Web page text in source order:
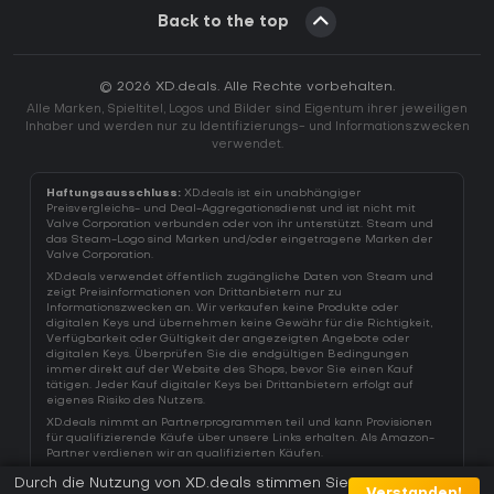
Back to the top
© 2026 XD.deals. Alle Rechte vorbehalten.
Alle Marken, Spieltitel, Logos und Bilder sind Eigentum ihrer jeweiligen
Inhaber und werden nur zu Identifizierungs- und Informationszwecken
verwendet.
Haftungsausschluss: XD.deals ist ein unabhängiger
Preisvergleichs- und Deal-Aggregationsdienst und ist nicht mit
Valve Corporation verbunden oder von ihr unterstützt. Steam und
das Steam-Logo sind Marken und/oder eingetragene Marken der
Valve Corporation.
XD.deals verwendet öffentlich zugängliche Daten von Steam und
zeigt Preisinformationen von Drittanbietern nur zu
Informationszwecken an. Wir verkaufen keine Produkte oder
digitalen Keys und übernehmen keine Gewähr für die Richtigkeit,
Verfügbarkeit oder Gültigkeit der angezeigten Angebote oder
digitalen Keys. Überprüfen Sie die endgültigen Bedingungen
immer direkt auf der Website des Shops, bevor Sie einen Kauf
tätigen. Jeder Kauf digitaler Keys bei Drittanbietern erfolgt auf
eigenes Risiko des Nutzers.
XD.deals nimmt an Partnerprogrammen teil und kann Provisionen
für qualifizierende Käufe über unsere Links erhalten. Als Amazon-
Partner verdienen wir an qualifizierten Käufen.
Durch die Nutzung von XD.deals stimmen Sie